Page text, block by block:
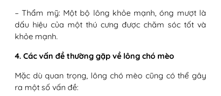
– Thẩm mỹ: Một bộ lông khỏe mạnh, óng mượt là
dấu hiệu của một thú cưng được chăm sóc tốt và
khỏe mạnh.
4. Các vấn đề thường gặp về lông chó mèo
Mặc dù quan trọng, lông chó mèo cũng có thể gây
ra một số vấn đề: